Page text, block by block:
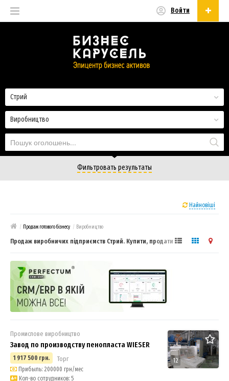
Войти
Виробництво
Стрий
Фильтровать результаты
Найновіші
/ Продаж готового бізнесу / Виробництво
Продаж виробничих підприємств Стрий. Купити, продати бізнес
12
Промислове виробництво
Завод по производству пенопласта WIESER
1 917 500 грн. Торг
Прибыль: 200000 грн/мес
Кол-во сотрудников: 5